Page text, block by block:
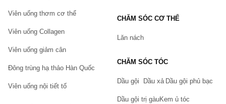
Viên uống thơm cơ thể
Viên uống Collagen
Viên uống giảm cân
Đông trùng hạ thảo Hàn Quốc
Viên uống nội tiết tố
CHĂM SÓC CƠ THỂ
Lăn nách
CHĂM SÓC TÓC
Dầu gội Dầu xả Dầu gội phủ bạc
Dầu gội trị gàuKem ủ tóc